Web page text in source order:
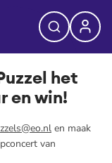
het
en win!
en maak
van